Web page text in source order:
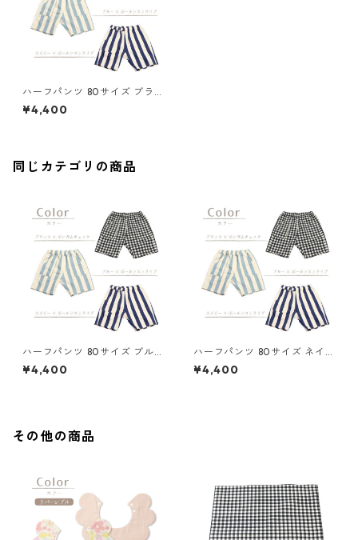
ハーフパンツ 80サイズ ブラッ
クチェック 85-73272-1
¥4,400
同じカテゴリの商品
ハーフパンツ 80サイズ ブルー
ストライプ 85-73272-1
¥4,400
ハーフパンツ 80サイズ ネイビ
ーストライプ 85-73272-1
¥4,400
その他の商品